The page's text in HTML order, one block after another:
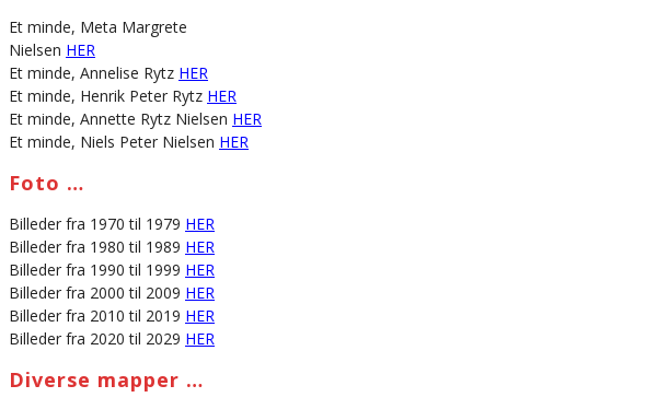
Et minde, Meta Margrete
Nielsen HER
Et minde, Annelise Rytz HER
Et minde, Henrik Peter Rytz HER
Et minde, Annette Rytz Nielsen HER
Et minde, Niels Peter Nielsen HER
Foto …
Billeder fra 1970 til 1979 HER
Billeder fra 1980 til 1989 HER
Billeder fra 1990 til 1999 HER
Billeder fra 2000 til 2009 HER
Billeder fra 2010 til 2019 HER
Billeder fra 2020 til 2029 HER
Diverse mapper …